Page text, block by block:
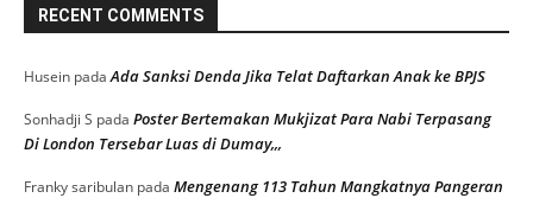
RECENT COMMENTS
Husein padaAda Sanksi Denda Jika Telat Daftarkan Anak ke BPJS
Sonhadji S pada Poster Bertemakan Mukjizat Para Nabi Terpasang
Di London Tersebar Luas di Dumay,,,
Franky saribulan pada Mengenang 113 Tahun Mangkatnya Pangeran